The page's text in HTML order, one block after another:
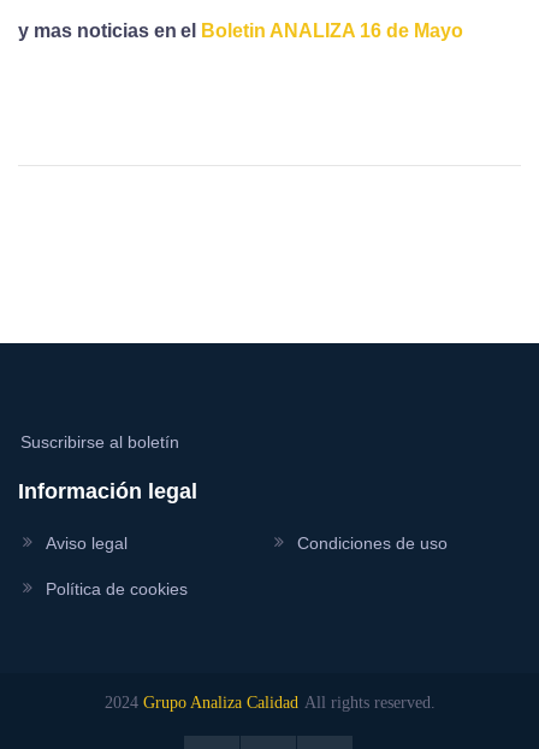
y mas noticias en el Boletin ANALIZA 16 de Mayo
Suscribirse al boletín
Información legal
Aviso legal Condiciones de uso
Política de cookies
2024 Grupo Analiza Calidad All rights reserved.